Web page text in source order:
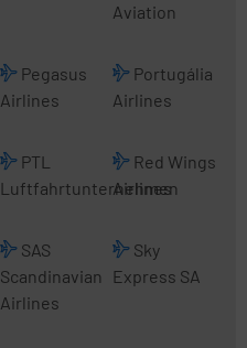
Aviation
Pegasus
Airlines
Portugália
Airlines
PTL
Luftfahrtunternehmen
Red Wings
Airlines
SAS
Scandinavian
Airlines
Sky
Express SA